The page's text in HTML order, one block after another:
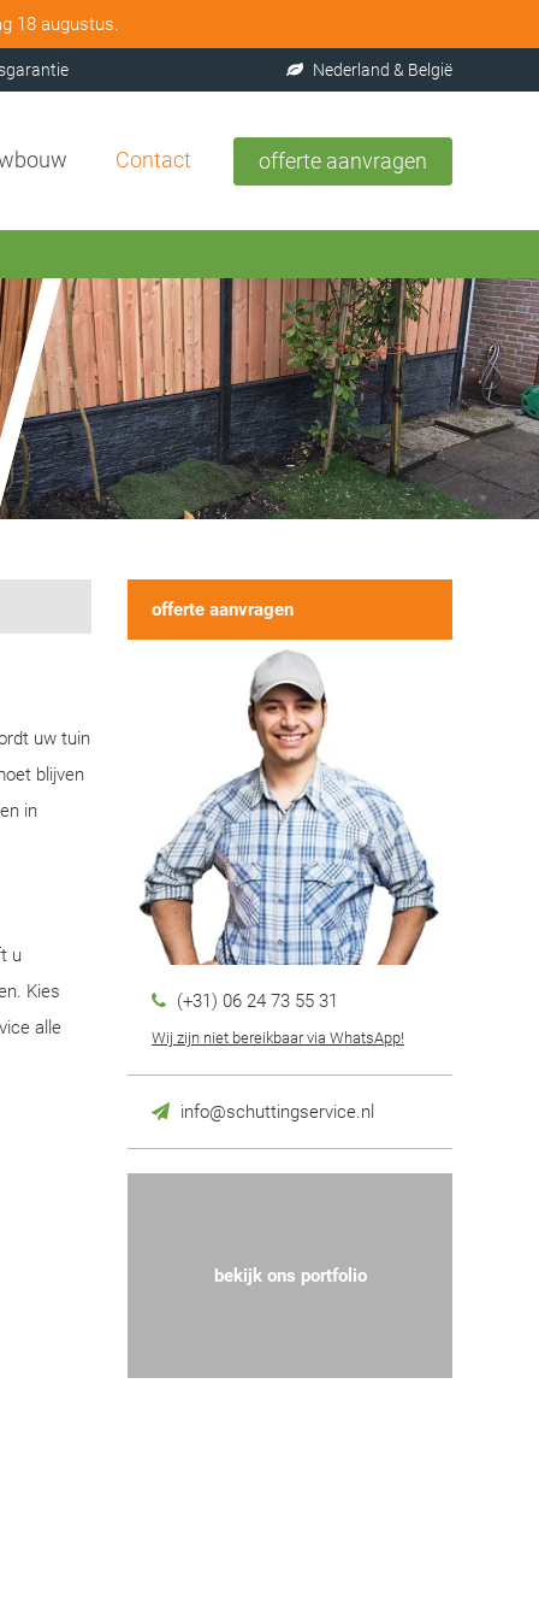
18 augustus.
Nederland & België
Contact offerte aanvragen
uw tuin
blijven
in
u
Kies
alle
offerte aanvragen
(+31) 06 24 73 55 31
Wij zijn niet bereikbaar via WhatsApp!
info@schuttingservice.nl
bekijk ons portfolio